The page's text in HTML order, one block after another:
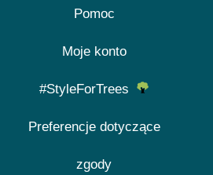
Pomoc
Moje konto
#StyleForTrees
Preferencje dotyczące
zgody